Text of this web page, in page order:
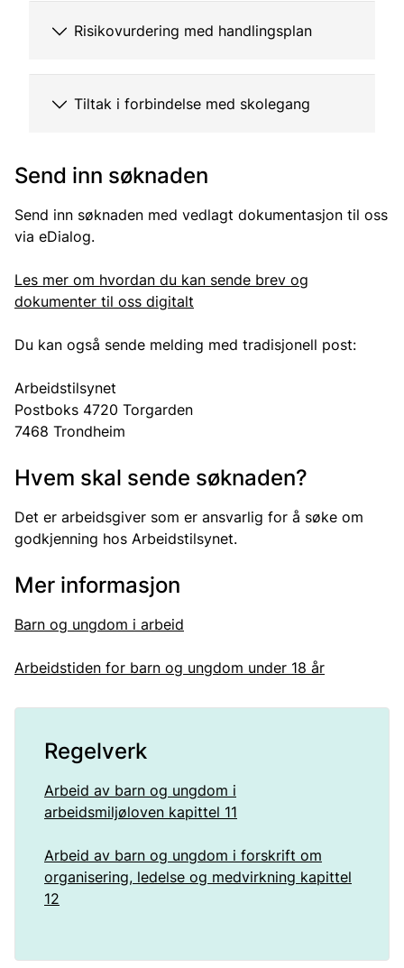
Risikovurdering med handlingsplan
Tiltak i forbindelse med skolegang
Send inn søknaden
Send inn søknaden med vedlagt dokumentasjon til oss
via eDialog.
Les mer om hvordan du kan sende brev og
dokumenter til oss digitalt
Du kan også sende melding med tradisjonell post:
Arbeidstilsynet
Postboks 4720 Torgarden
7468 Trondheim
Hvem skal sende søknaden?
Det er arbeidsgiver som er ansvarlig for å søke om
godkjenning hos Arbeidstilsynet.
Mer informasjon
Barn og ungdom i arbeid
Arbeidstiden for barn og ungdom under 18 år
Regelverk
Arbeid av barn og ungdom i
arbeidsmiljøloven kapittel 11
Arbeid av barn og ungdom i forskrift om
organisering, ledelse og medvirkning kapittel
12